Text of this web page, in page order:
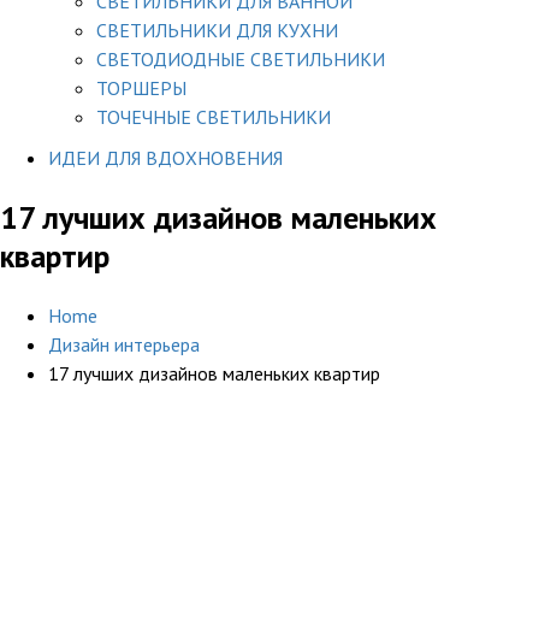
СВЕТИЛЬНИКИ ДЛЯ КУХНИ
СВЕТОДИОДНЫЕ СВЕТИЛЬНИКИ
ТОРШЕРЫ
ТОЧЕЧНЫЕ СВЕТИЛЬНИКИ
ИДЕИ ДЛЯ ВДОХНОВЕНИЯ
17 лучших дизайнов маленьких
квартир
Home
Дизайн интерьера
17 лучших дизайнов маленьких квартир